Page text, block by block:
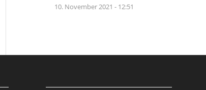
10. November 2021 - 12:51